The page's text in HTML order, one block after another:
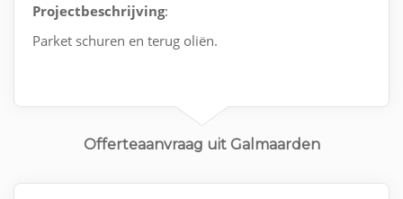
Projectbeschrijving:
Parket schuren en terug oliën.
Offerteaanvraag uit Galmaarden